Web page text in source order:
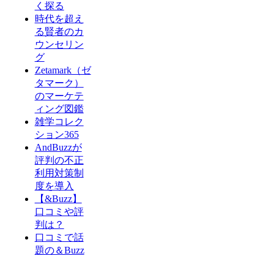
く探る
時代を超え
る賢者のカ
ウンセリン
グ
Zetamark（ゼ
タマーク）
のマーケテ
ィング図鑑
雑学コレク
ション365
AndBuzzが
評判の不正
利用対策制
度を導入
【&Buzz】
口コミや評
判は？
口コミで話
題の＆Buzz